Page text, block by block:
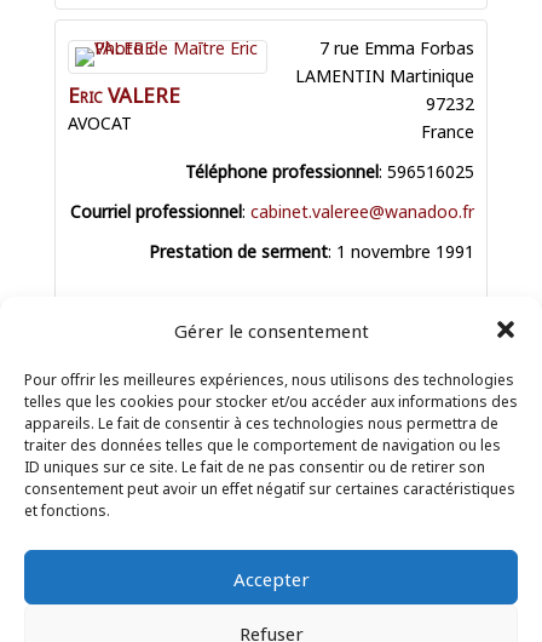
Gérer le consentement
Pour offrir les meilleures expériences, nous utilisons des technologies
telles que les cookies pour stocker et/ou accéder aux informations des
appareils. Le fait de consentir à ces technologies nous permettra de
traiter des données telles que le comportement de navigation ou les
ID uniques sur ce site. Le fait de ne pas consentir ou de retirer son
consentement peut avoir un effet négatif sur certaines caractéristiques
et fonctions.
Accepter
Refuser
EricVALERE
AVOCAT
7 rue Emma Forbas
LAMENTIN Martinique
97232
France
Téléphone professionnel: 596516025
Courriel professionnel: cabinet.valeree@wanadoo.fr
Prestation de serment: 1 novembre 1991
la famille,Droit de la sécurité sociale et de la
protection du droit du travail,Droit des affaires
et de la concurrence,Droit des associations et
fondations,Droit des assurances,Droit des
étrangers et de la nationalité, Droit des
sociétés
consommation,Droit du dommage corporel,
Droit du travail et social
fiscal et droit douanier,Droit immobilier,Droit